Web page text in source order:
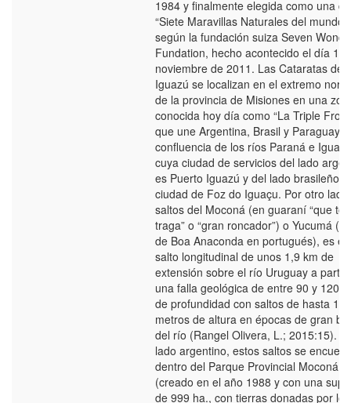
1984 y finalmente elegida como una
“Siete Maravillas Naturales del mundo”
según la fundación suiza Seven
Fundation, hecho acontecido el día 11
noviembre de 2011. Las Cataratas del
Iguazú se localizan en el extremo
de la provincia de Misiones en una
conocida hoy día como “La Triple
que une Argentina, Brasil y Paraguay
confluencia de los ríos Paraná e
cuya ciudad de servicios del lado
es Puerto Iguazú y del lado brasileño
ciudad de Foz do Iguaçu. Por otro
saltos del Moconá (en guaraní “que
traga” o “gran roncador”) o Yucumá
de Boa Anaconda en portugués), es el
salto longitudinal de unos 1,9 km de
extensión sobre el río Uruguay a partir
una falla geológica de entre 90 y 120
de profundidad con saltos de hasta 15
metros de altura en épocas de gran
del río (Rangel Olivera, L.; 2015:15).
lado argentino, estos saltos se
dentro del Parque Provincial Moconá
(creado en el año 1988 y con una
de 999 ha., con tierras donadas por los